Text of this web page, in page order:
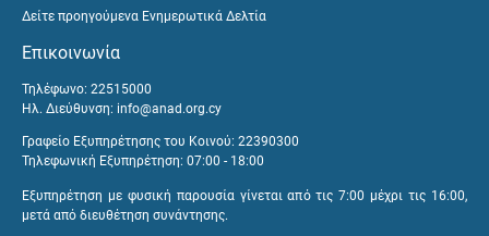
Δείτε προηγούμενα Ενημερωτικά Δελτία
Επικοινωνία
Τηλέφωνο: 22515000
Ηλ. Διεύθυνση: info@anad.org.cy
Γραφείο Εξυπηρέτησης του Κοινού: 22390300
Τηλεφωνική Εξυπηρέτηση: 07:00 - 18:00
Εξυπηρέτηση με φυσική παρουσία γίνεται από τις 7:00 μέχρι τις 16:00,
μετά από διευθέτηση συνάντησης.